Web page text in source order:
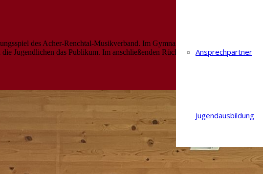
Ansprechpartner
Jugendausbildung
des Acher-Renchtal-Musikverband. Im Gymnasium Achern wurde der
Jugendlichen das Publikum. Im anschließenden Rückmeldungsgespräch